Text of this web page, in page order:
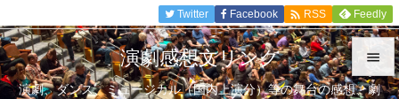


Twitter Facebook  RSS Feedly
演劇感想文リンク
演劇、ダンス、ミュージカル（国内上演分）等の舞台の感想、劇